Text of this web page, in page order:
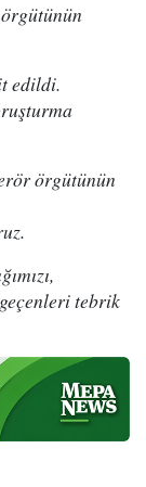
edildi.
örgütünün
geçenleri tebrik